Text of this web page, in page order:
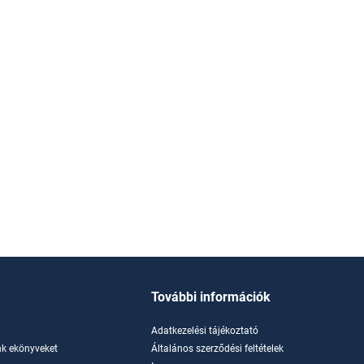
ekönyveket
További információk
Adatkezelési tájékoztató
Általános szerződési feltételek